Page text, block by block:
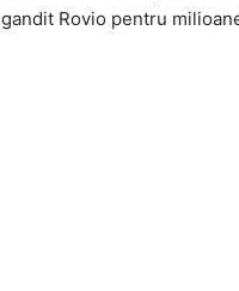
gandit Rovio pentru